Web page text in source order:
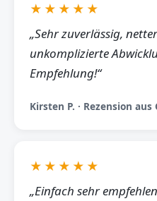
★★★★★
„Sehr zuverlässig,
unkomplizierte
Empfehlung!“
Kirsten P. · Rezension aus
★★★★★
„Einfach sehr